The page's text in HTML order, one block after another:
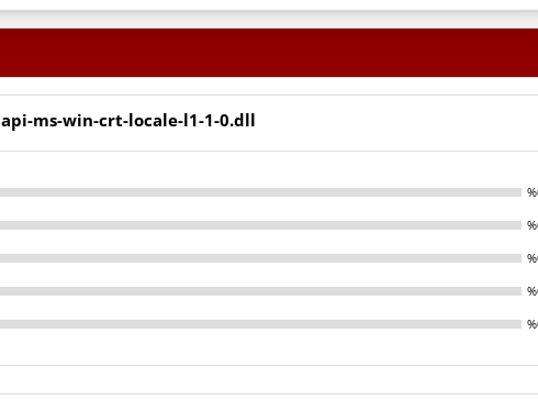
api-ms-win-crt-locale-l1-1-0.dll